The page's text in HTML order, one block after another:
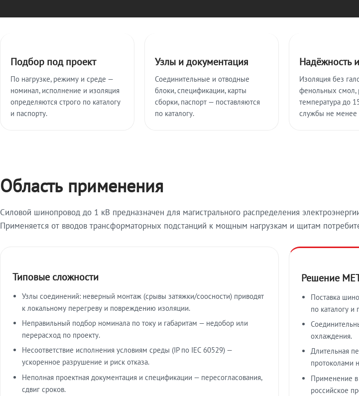
Подбор под проект
По нагрузке, режиму и среде —
номинал, исполнение и изоляция
определяются строго по каталогу
и паспорту.
Узлы и документация
Соединительные и отводные
блоки, спецификации, карты
сборки, паспорт — поставляются
по каталогу.
Надёжность
Изоляция без
фенольных смол,
температура до
службы не менее
Область применения
Силовой шинопровод до 1 кВ предназначен для магистрального распределения
Применяется от вводов трансформаторных подстанций к мощным нагрузкам и щитам
Типовые сложности
Узлы соединений: неверный монтаж (срывы затяжки/соосности) приводят
к локальному перегреву и повреждению изоляции.
Неправильный подбор номинала по току и габаритам — недобор или
перерасход по проекту.
Несоответствие исполнения условиям среды (IP по IEC 60529) —
ускоренное разрушение и риск отказа.
Неполная проектная документация и спецификации — пересогласования,
сдвиг сроков.
Решение
Поставка
по каталогу и
охлаждения.
Длительная
протоколами
Применение в
российское